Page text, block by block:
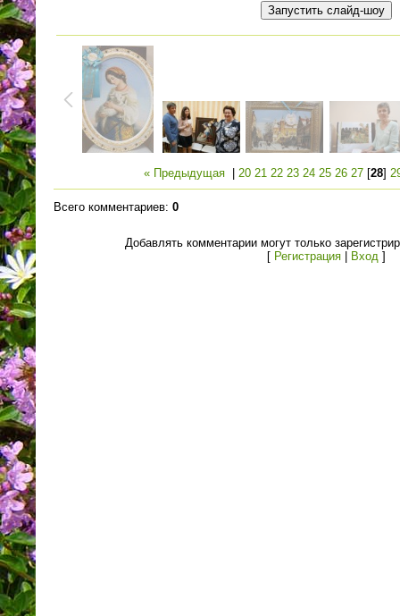
« Предыдущая 20 21 22 23 24 25 26 27 [28]
Всего комментариев: 0
Добавлять комментарии могут только
[ Регистрация| Вход ]